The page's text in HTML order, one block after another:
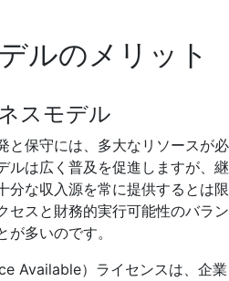
ルのメリット
スモデル
と保守には、多大なリソースが必
ルは広く普及を促進しますが、継
分な収入源を常に提供するとは限
セスと財務的実行可能性のバラン
多いのです。
Available）ライセンスは、企業